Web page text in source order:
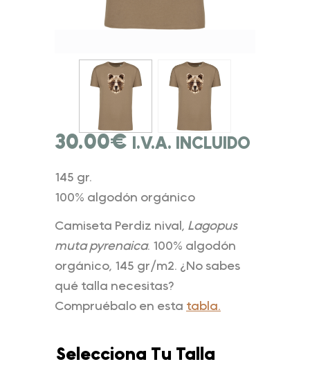
30.00€ I.V.A. INCLUIDO
145 gr.
100% algodón orgánico
Camiseta Perdiz nival, Lagopus
muta pyrenaica. 100% algodón
orgánico, 145 gr/m2. ¿No sabes
qué talla necesitas?
Compruébalo en esta tabla.
Selecciona Tu Talla